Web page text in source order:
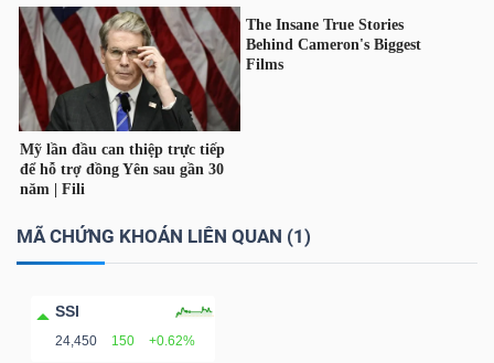
MÃ CHỨNG KHOÁN LIÊN QUAN (1)
SSI
24,450 150 +0.62%
DƯƠNG
TÀI
CHÍNH
CÁ
PHÂN
TÍCH